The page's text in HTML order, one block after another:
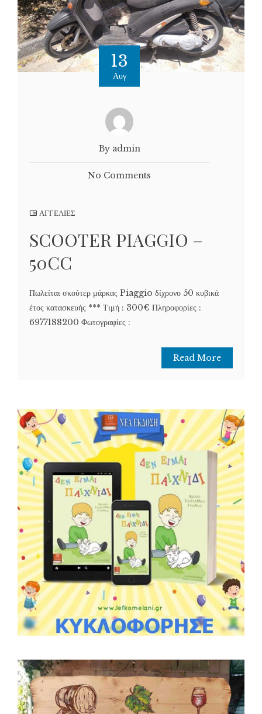
13
Αυγ
By admin
No Comments
ΑΓΓΕΛΙΕΣ
SCOOTER PIAGGIO –
50CC
Πωλείται σκούτερ μάρκας Piaggio δίχρονο 50 κυβικά
έτος κατασκευής *** Τιμή : 300€ Πληροφορίες :
6977188200 Φωτογραφίες :
Read More